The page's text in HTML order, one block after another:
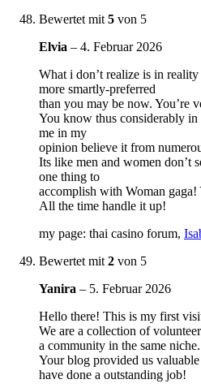
Bewertet mit5 von 5
Elvia – 4. Februar 2026
What i don’t realize is in
more smartly-preferred
than you may be now. You’re
You know thus considerably
me in my
opinion believe it from
Its like men and women don’t
one thing to
accomplish with Woman gaga!
All the time handle it up!
my page: thai casino forum,
Bewertet mit2 von 5
Yanira – 5. Februar 2026
Hello there! This is my first
We are a collection of
a community in the same niche.
Your blog provided us
have done a outstanding job!